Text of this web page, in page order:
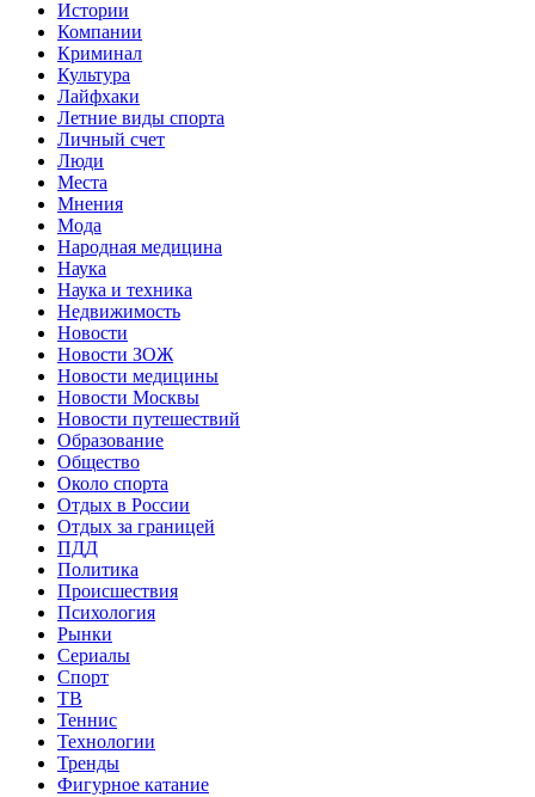
Истории
Компании
Криминал
Культура
Лайфхаки
Летние виды спорта
Личный счет
Люди
Места
Мнения
Мода
Народная медицина
Наука
Наука и техника
Недвижимость
Новости
Новости ЗОЖ
Новости медицины
Новости Москвы
Новости путешествий
Образование
Общество
Около спорта
Отдых в России
Отдых за границей
ПДД
Политика
Происшествия
Психология
Рынки
Сериалы
Спорт
ТВ
Теннис
Технологии
Тренды
Фигурное катание